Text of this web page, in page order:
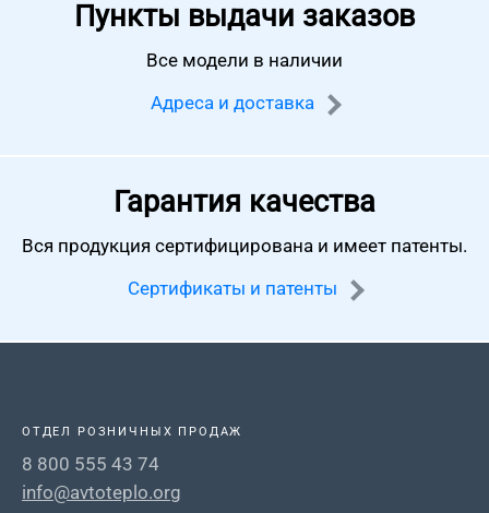
Пункты выдачи заказов
Все модели в наличии
Адреса и доставка
Гарантия качества
Вся продукция сертифицирована и имеет патенты.
Сертификаты и патенты
ОТДЕЛ РОЗНИЧНЫХ ПРОДАЖ
8 800 555 43 74
info@avtoteplo.org